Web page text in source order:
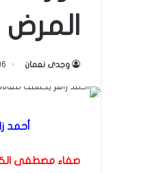
المرض
وجدى نعمان 06
أحمد
صفاء مصطفى